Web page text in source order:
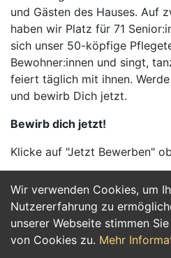
Wir verwenden Cookies, um
Nutzererfahrung zu
unserer Webseite stimmen
von Cookies zu. Mehr
und Gästen des Hauses. Auf
haben wir Platz für 71
sich unser 50-köpfige
Bewohner:innen und singt,
feiert täglich mit ihnen.
und bewirb Dich jetzt.
Bewirb dich jetzt!
Klicke auf "Jetzt Bewerben"
Jetzt